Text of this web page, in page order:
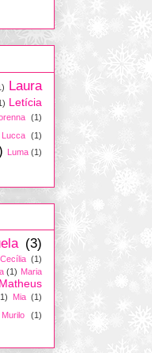
Laura
Letícia
(1)
Lucca (1)
Luma (1)
(3)
(1)
(1) Maria
Matheus
Mia (1)
Murilo
(1)